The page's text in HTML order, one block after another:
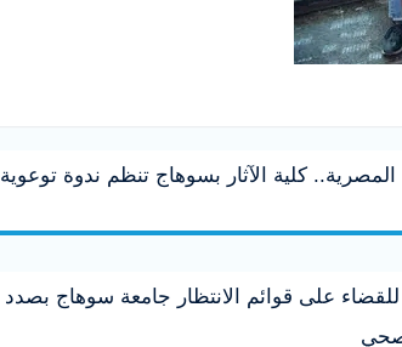
كلية الآثار بسوهاج تنظم ندوة توعوية
للقضاء على قوائم الانتظار جامعة سوهاج بصدد